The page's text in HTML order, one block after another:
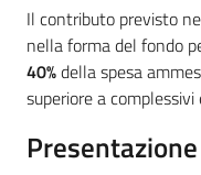
Il contributo previsto
nella forma del fondo
40%della spesa
superiore a complessivi